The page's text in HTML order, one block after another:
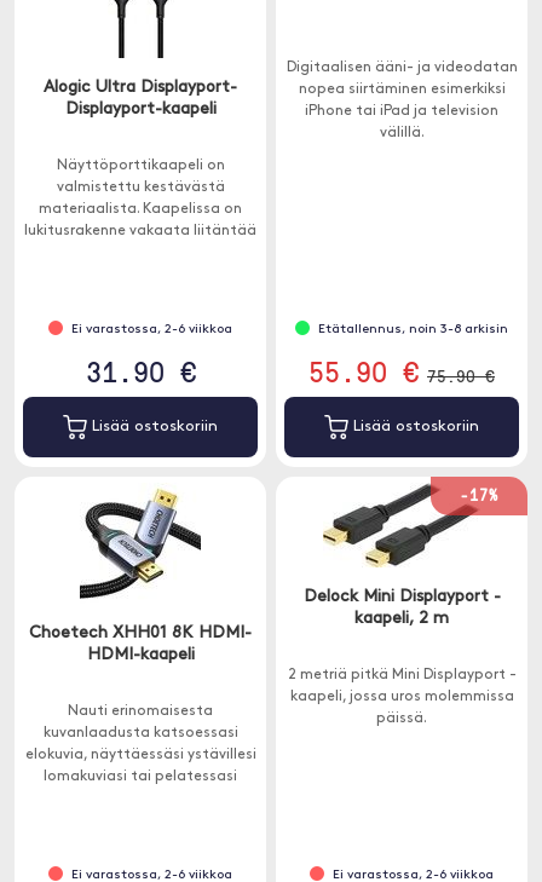
Alogic Ultra Displayport-
Displayport-kaapeli
Näyttöporttikaapeli on
valmistettu kestävästä
materiaalista. Kaapelissa on
lukitusrakenne vakaata liitäntää
Ei varastossa, 2-6 viikkoa
31.90 €
Lisää ostoskoriin
Digitaalisen ääni- ja videodatan
nopea siirtäminen esimerkiksi
iPhone tai iPad ja television
välillä.
Etätallennus, noin 3-8 arkisin
55.90 € 75.90 €
Lisää ostoskoriin
Choetech XHH01 8K HDMI-
HDMI-kaapeli
Nauti erinomaisesta
kuvanlaadusta katsoessasi
elokuvia, näyttäessäsi ystävillesi
lomakuviasi tai pelatessasi
Ei varastossa, 2-6 viikkoa
-17%
Delock Mini Displayport -
kaapeli, 2 m
2 metriä pitkä Mini Displayport -
kaapeli, jossa uros molemmissa
päissä.
Ei varastossa, 2-6 viikkoa